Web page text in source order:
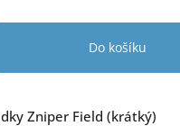
Do košíku
Zniper Field (krátký)